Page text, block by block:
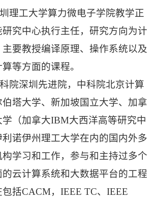
理工大学算力微电子学院教学正
究中心执行主任，研究方向为计
要教授编译原理、操作系统以及
等方面的课程。
院深圳先进院，中科院北京计算
塔大学、新加坡国立大学、加拿
（加拿大IBM大西洋高等研究中
诺伊州理工大学在内的国内外多
学习和工作，参与和主持过多个
的云计算系统和大数据平台的工程
括CACM，IEEE TC、IEEE